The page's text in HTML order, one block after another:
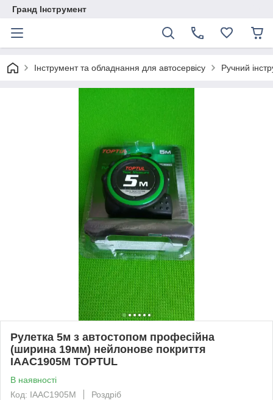
Гранд Інструмент
Інструмент та обладнання для автосервісу Ручний
Рулетка 5м з автостопом професійна
(ширина 19мм) нейлонове покриття
IAAC1905M TOPTUL
В наявності
Код: IAAC1905M
Роздріб